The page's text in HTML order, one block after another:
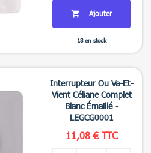
 Ajouter
18 en stock
Interrupteur Ou Va-Et-
Vient Céliane Complet
Blanc Émaillé -
LEGCG0001
11,08 € TTC